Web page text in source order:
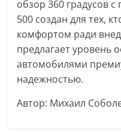
обзор 360 градусов
500 создан для тех,
комфортом ради
предлагает уровень
автомобилями
надежностью.
Автор: Михаил